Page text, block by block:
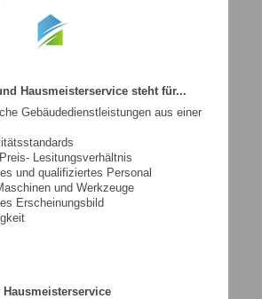
Hausmeisterservice steht für...
Gebäudedienstleistungen aus einer
Lesitungsverhältnis
und qualifiziertes Personal
und Werkzeuge
Erscheinungsbild